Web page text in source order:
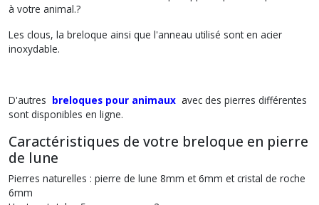
à votre animal.?
Les clous, la breloque ainsi que l'anneau utilisé sont en acier
inoxydable.
D'autres breloques pour animaux avec des pierres différentes
sont disponibles en ligne.
Caractéristiques de votre breloque en pierre
de lune
Pierres naturelles : pierre de lune 8mm et 6mm et cristal de roche
6mm